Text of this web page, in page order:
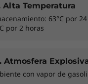
Alta Temperatura
63°C por
por 2 horas
Atmosfera
con vapor de